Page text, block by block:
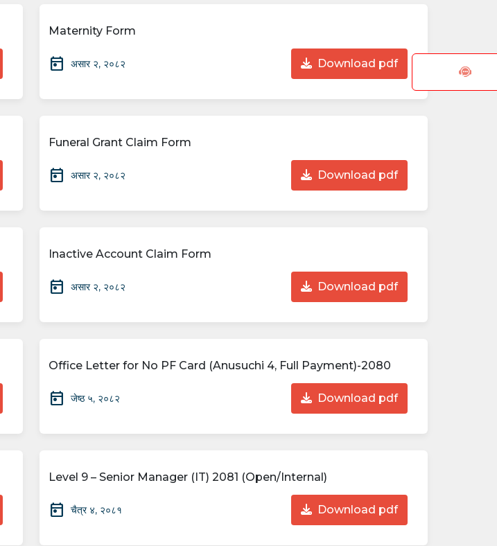
Maternity Form
today असार २, २०८२ Download pdf
Funeral Grant Claim Form
today असार २, २०८२ Download pdf
Inactive Account Claim Form
today असार २, २०८२ Download pdf
Office Letter for No PF Card (Anusuchi 4, Full Payment)-2080
today जेष्ठ ५, २०८२ Download pdf
Level 9 – Senior Manager (IT) 2081 (Open/Internal)
today चैत्र ४, २०८१ Download pdf